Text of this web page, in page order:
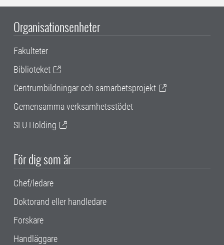
Organisationsenheter
Fakulteter
Biblioteket
Centrumbildningar och samarbetsprojekt
Gemensamma verksamhetsstödet
SLU Holding
För dig som är
Chef/ledare
Doktorand eller handledare
Forskare
Handläggare